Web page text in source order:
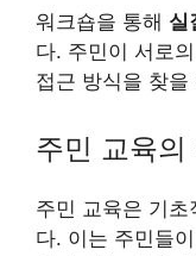
워크숍을 통해 실
다. 주민이 서로
접근 방식을 찾
주민 교육의
주민 교육은 기
다. 이는 주민들이